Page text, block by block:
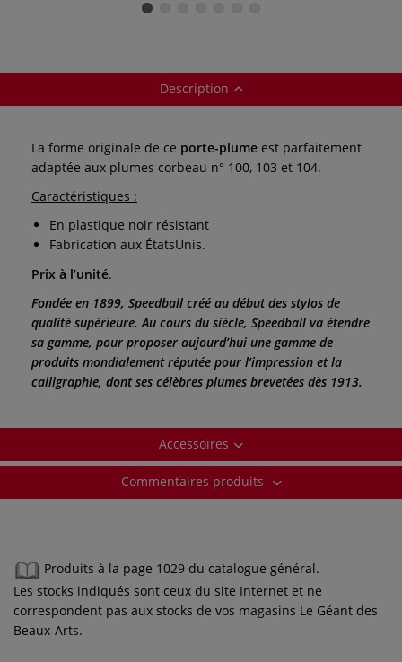
Description
La forme originale de ce porte-plume est parfaitement
adaptée aux plumes corbeau n° 100, 103 et 104.
Caractéristiques :
En plastique noir résistant
Fabrication aux ÉtatsUnis.
Prix à l’unité.
Fondée en 1899, Speedball créé au début des stylos de
qualité supérieure. Au cours du siècle, Speedball va étendre
sa gamme, pour proposer aujourd’hui une gamme de
produits mondialement réputée pour l’impression et la
calligraphie, dont ses célèbres plumes brevetées dès 1913.
Accessoires
Commentaires produits
Produits à la page 1029 du catalogue général.
Les stocks indiqués sont ceux du site Internet et ne
correspondent pas aux stocks de vos magasins Le Géant des
Beaux-Arts.